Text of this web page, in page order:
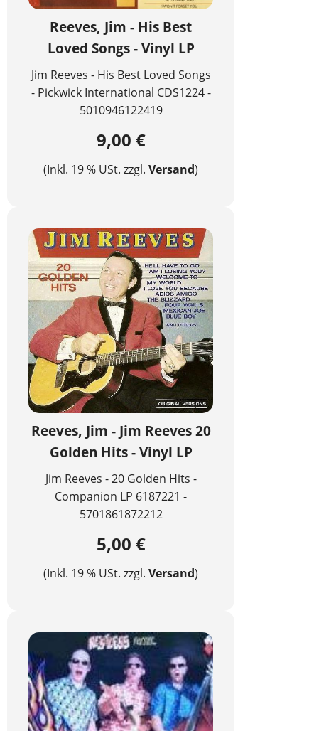
Reeves, Jim - His Best
Loved Songs - Vinyl LP
Jim Reeves - His Best Loved Songs
- Pickwick International CDS1224 -
5010946122419
9,00 €
(Inkl. 19 % USt. zzgl. Versand)
Reeves, Jim - Jim Reeves 20
Golden Hits - Vinyl LP
Jim Reeves - 20 Golden Hits -
Companion LP 6187221 -
5701861872212
5,00 €
(Inkl. 19 % USt. zzgl. Versand)